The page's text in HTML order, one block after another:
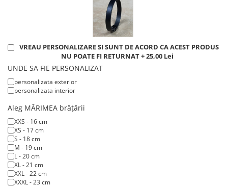
VREAU PERSONALIZARE SI SUNT DE ACORD CA ACEST PRODUS
NU POATE FI RETURNAT + 25,00 Lei
UNDE SA FIE PERSONALIZAT
personalizata exterior
personalizata interior
Aleg MĂRIMEA brățării
XXS - 16 cm
XS - 17 cm
S - 18 cm
M - 19 cm
L - 20 cm
XL - 21 cm
XXL - 22 cm
XXXL - 23 cm